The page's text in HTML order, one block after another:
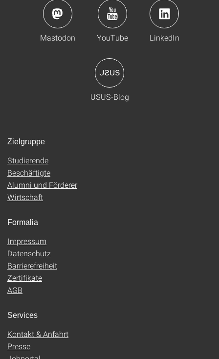
Mastodon YouTube LinkedIn
USUS-Blog
Zielgruppe
Studierende
Beschäftigte
Alumni und Förderer
Wirtschaft
Formalia
Impressum
Datenschutz
Barrierefreiheit
Zertifikate
AGB
Services
Kontakt & Anfahrt
Presse